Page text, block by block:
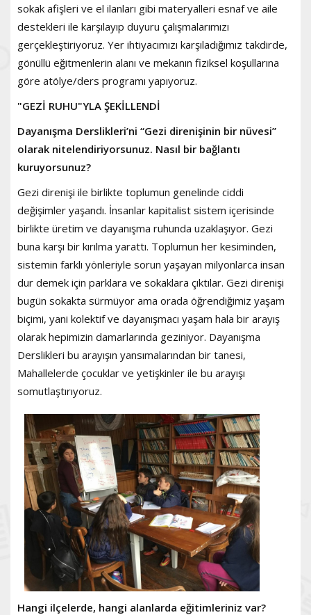
sokak afişleri ve el ilanları gibi materyalleri esnaf ve aile
destekleri ile karşılayıp duyuru çalışmalarımızı
gerçekleştiriyoruz. Yer ihtiyacımızı karşıladığımız takdirde,
gönüllü eğitmenlerin alanı ve mekanın fiziksel koşullarına
göre atölye/ders programı yapıyoruz.
"GEZİ RUHU"YLA ŞEKİLLENDİ
Dayanışma Derslikleri’ni “Gezi direnişinin bir nüvesi”
olarak nitelendiriyorsunuz. Nasıl bir bağlantı
kuruyorsunuz?
Gezi direnişi ile birlikte toplumun genelinde ciddi
değişimler yaşandı. İnsanlar kapitalist sistem içerisinde
birlikte üretim ve dayanışma ruhunda uzaklaşıyor. Gezi
buna karşı bir kırılma yarattı. Toplumun her kesiminden,
sistemin farklı yönleriyle sorun yaşayan milyonlarca insan
dur demek için parklara ve sokaklara çıktılar. Gezi direnişi
bugün sokakta sürmüyor ama orada öğrendiğimiz yaşam
biçimi, yani kolektif ve dayanışmacı yaşam hala bir arayış
olarak hepimizin damarlarında geziniyor. Dayanışma
Derslikleri bu arayışın yansımalarından bir tanesi,
Mahallelerde çocuklar ve yetişkinler ile bu arayışı
somutlaştırıyoruz.
Hangi ilçelerde, hangi alanlarda eğitimleriniz var?